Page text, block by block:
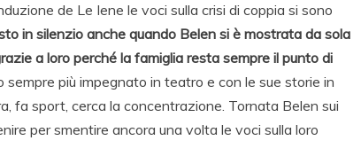
de Le Iene le voci sulla crisi di coppia si sono
in silenzio anche quando Belen si è mostrata da sola
a loro perché la famiglia resta sempre il punto di
più impegnato in teatro e con le sue storie in
fa sport, cerca la concentrazione. Tornata Belen sui
per smentire ancora una volta le voci sulla loro